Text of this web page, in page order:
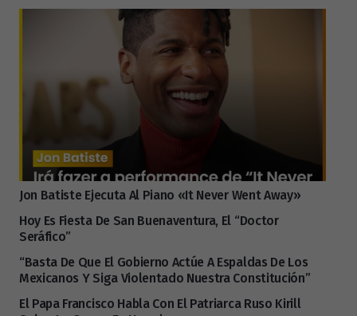
Jon Batiste Ejecuta Al Piano «It Never Went Away»
Hoy Es Fiesta De San Buenaventura, El “Doctor
Seráfico”
“Basta De Que El Gobierno Actúe A Espaldas De Los
Mexicanos Y Siga Violentado Nuestra Constitución”
El Papa Francisco Habla Con El Patriarca Ruso Kirill